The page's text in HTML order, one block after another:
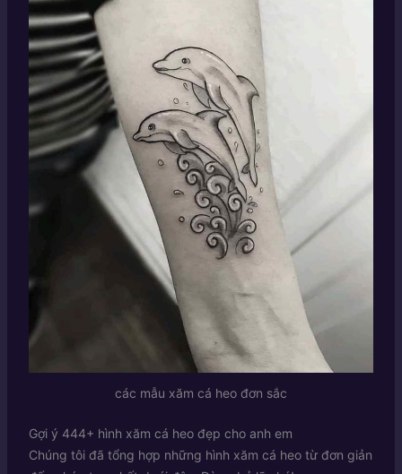
các mẫu xăm cá heo đơn sắc
Gợi ý 444+ hình xăm cá heo đẹp cho anh em
Chúng tôi đã tổng hợp những hình xăm cá heo từ đơn giản